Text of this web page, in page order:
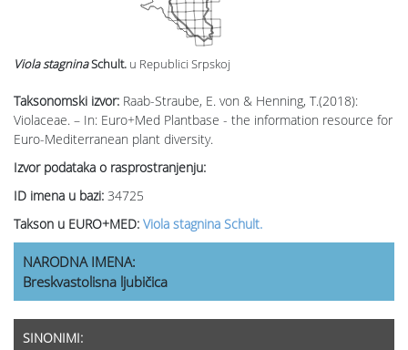
Taksonomski izvor: Raab-Straube, E. von & Henning, T.(2018):
Violaceae. – In: Euro+Med Plantbase - the information resource for
Euro-Mediterranean plant diversity.
Izvor podataka o rasprostranjenju:
ID imena u bazi: 34725
Takson u EURO+MED: Viola stagnina Schult.
Viola stagninaSchult. u Republici Srpskoj
NARODNA IMENA:
Breskvastolisna ljubičica
SINONIMI: